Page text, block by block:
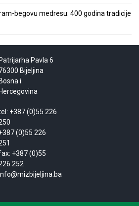
begovu medresu: 400 godina tradicije
Patrijarha Pavla 6
Bijeljina
Bosna i
Hercegovina
+387 (0)55 226
(0)55 226
+387 (0)55
252